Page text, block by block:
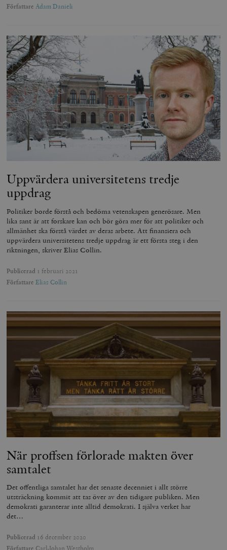
Författare Adam Danieli
Uppvärdera universitetens tredje
uppdrag
Politiker borde förstå och bedöma vetenskapen generösare. Men
lika sant är att forskare kan och bör göra mer för att politiker och
allmänhet ska förstå värdet av deras arbete. Att finansiera och
uppvärdera universitetens tredje uppdrag är ett första steg i den
riktningen, skriver Elias Collin.
Publicerad 1 februari 2021
Författare Elias Collin
När proffsen förlorade makten över
samtalet
Det offentliga samtalet har det senaste decenniet i allt större
utsträckning kommit att tas över av den tidigare publiken. Men
demokrati garanterar inte alltid demokrati. I själva verket har
det…
Publicerad 16 december 2020